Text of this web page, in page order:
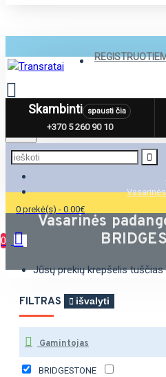
Menu
0 prekė(s) - 0.00€
0
Jūsų prekių krepšelis tuščias
Skambinti spausti čia
+370 5 260 90 10
Vasarinės
FILTRAS išvalyti
Gamintojas
BRIDGESTONE